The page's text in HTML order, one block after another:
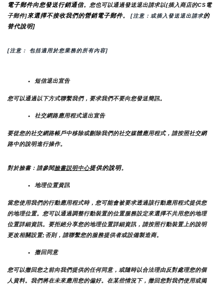
電子郵件向您發送行銷通信。您也可以通過發送退出請求以{插入商店的CS電
子郵件]來選擇不接收我們的營銷電子郵件。 [注意：或插入發送退出請求的
替代說明]
[注意： 包括適用於您業務的所有內容]
短信退出宣告
您可以通過以下方式聯繫我們，要求我們不要向您發送簡訊。
社交網路應用程式退出宣告
要從您的社交網路帳戶中移除或刪除我們的社交媒體應用程式，請按照社交網
路中的說明進行操作。
對於臉書：請參閱臉書説明中心提供的說明。
地理位置資訊
當您使用我們的行動應用程式時，您可能會被要求透過該行動應用程式提供您
的地理位置。您可以通過調整行動裝置的位置服務設定來選擇不共用您的地理
位置詳細資訊。要拒絕分享您的地理位置詳細資訊，請按照行動裝置上的說明
更改相關設置;否則，請聯繫您的服務提供者或設備製造商。
撤回同意
您可以撤回您之前向我們提供的任何同意，或隨時以合法理由反對處理您的個
人資料。我們將在未來應用您的偏好。在某些情況下，撤回您對我們使用或揭